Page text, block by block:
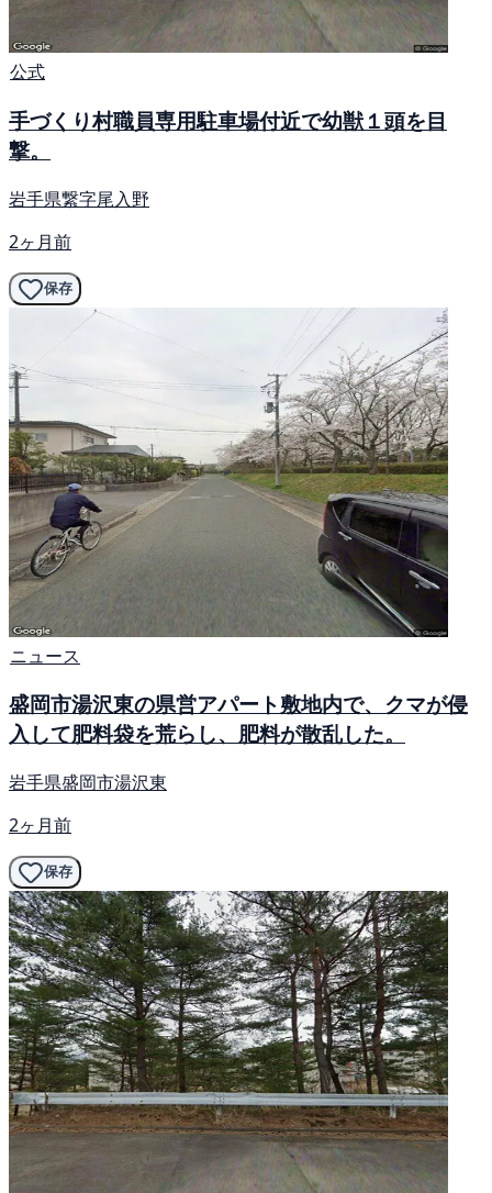
公式
手づくり村職員専用駐車場付近で幼獣１頭を目
撃。
岩手県繋字尾入野
2ヶ月前
保存
ニュース
盛岡市湯沢東の県営アパート敷地内で、クマが侵
入して肥料袋を荒らし、肥料が散乱した。
岩手県盛岡市湯沢東
2ヶ月前
保存